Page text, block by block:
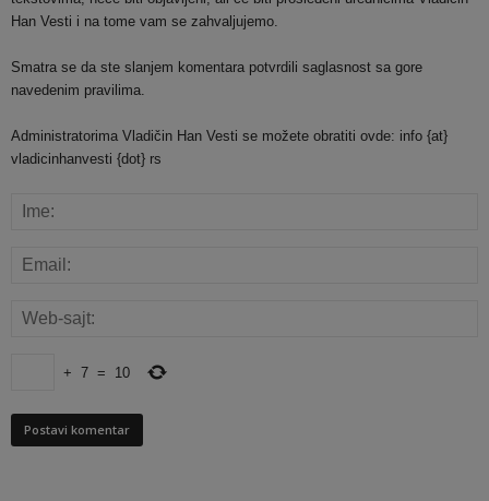
Han Vesti i na tome vam se zahvaljujemo.
Smatra se da ste slanjem komentara potvrdili saglasnost sa gore
navedenim pravilima.
Administratorima Vladičin Han Vesti se možete obratiti ovde: info {at}
vladicinhanvesti {dot} rs
+ 7 = 10